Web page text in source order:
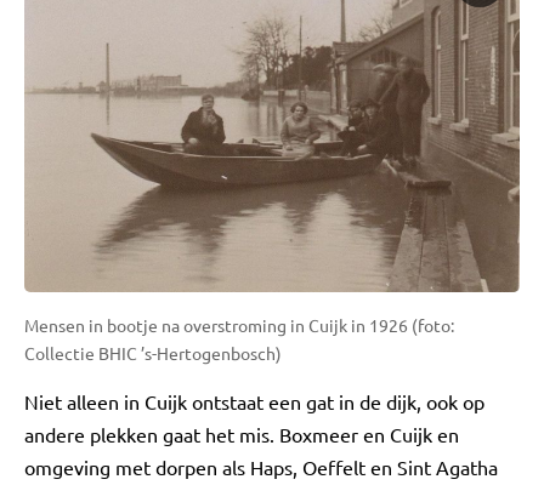
Mensen in bootje na overstroming in Cuijk in 1926 (foto:
Collectie BHIC ’s-Hertogenbosch)
Niet alleen in Cuijk ontstaat een gat in de dijk, ook op
andere plekken gaat het mis. Boxmeer en Cuijk en
omgeving met dorpen als Haps, Oeffelt en Sint Agatha